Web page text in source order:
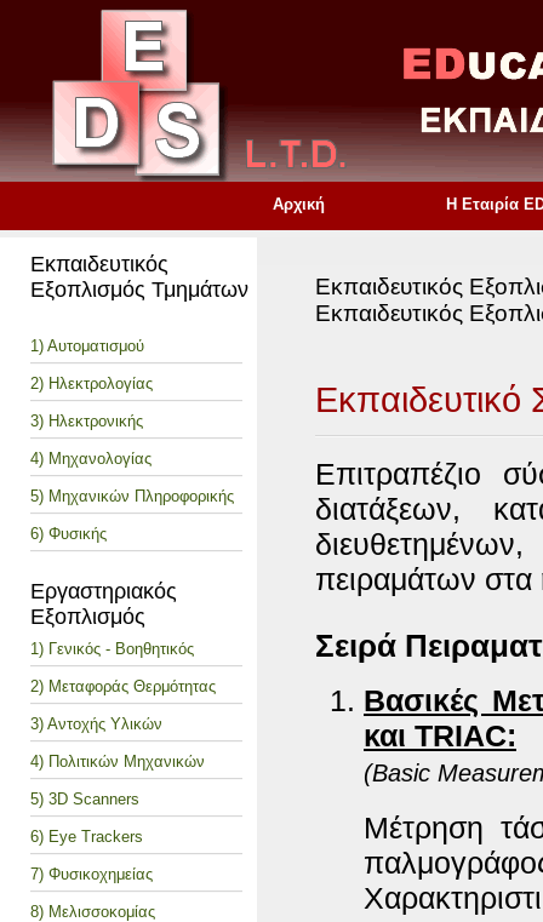
Αρχική Η Εταιρία
Εκπαιδευτικός
Εξοπλισμός Τμημάτων
1) Αυτοματισμού
2) Ηλεκτρολογίας
3) Ηλεκτρονικής
4) Μηχανολογίας
5) Μηχανικών Πληροφορικής
6) Φυσικής
Εργαστηριακός
Εξοπλισμός
1) Γενικός - Βοηθητικός
2) Μεταφοράς Θερμότητας
3) Αντοχής Υλικών
4) Πολιτικών Μηχανικών
5) 3D Scanners
6) Eye Trackers
7) Φυσικοχημείας
8) Μελισσοκομίας
Εκπαιδευτικός
Εκπαιδευτικός
Επιτραπέζιο
διατάξεων,
πειραμάτων στα
Σειρά
Βασικές
και TRIAC:
(Basic
Μέτρηση